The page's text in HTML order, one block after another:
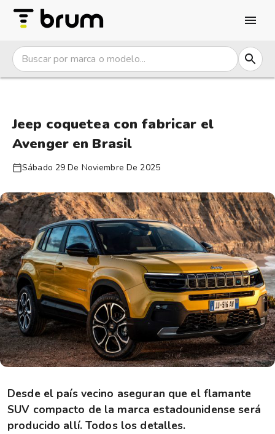
Jeep coquetea con fabricar el
Avenger en Brasil
Sábado 29 De Noviembre De 2025
Desde el país vecino aseguran que el flamante
SUV compacto de la marca estadounidense será
producido allí. Todos los detalles.